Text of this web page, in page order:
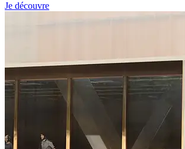
Je découvre